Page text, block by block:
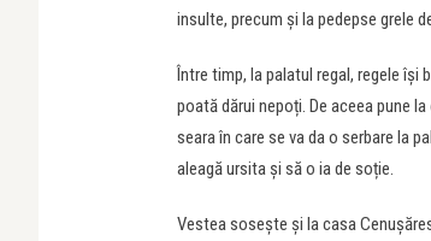
insulte, precum și la pedepse grele
Între timp, la palatul regal, regele își
poată dărui nepoți. De aceea pune
seara în care se va da o serbare la
aleagă ursita și să o ia de soție.
Vestea sosește și la casa